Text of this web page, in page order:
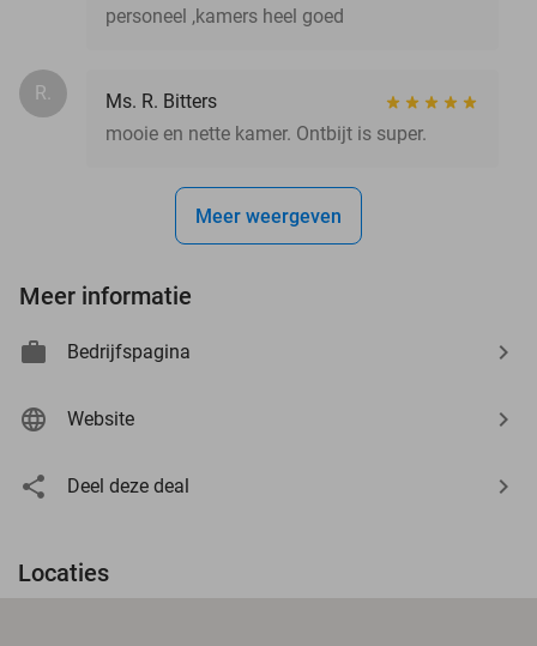
personeel ,kamers heel goed
R.
Ms. R. Bitters
mooie en nette kamer. Ontbijt is super.
Meer weergeven
Meer informatie
Bedrijfspagina
Website
Deel deze deal
Locaties